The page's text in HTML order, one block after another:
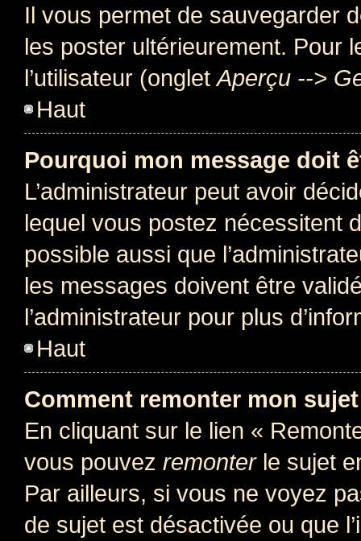
Il vous permet de sauvegarder
les poster ultérieurement. Pour
l’utilisateur (onglet Aperçu -->
Haut
Pourquoi mon message doit
L’administrateur peut avoir
lequel vous postez nécessitent
possible aussi que
les messages doivent être
l’administrateur pour plus
Haut
Comment remonter mon
En cliquant sur le lien «
vous pouvez remonterle sujet
Par ailleurs, si vous ne voyez
de sujet est désactivée ou que